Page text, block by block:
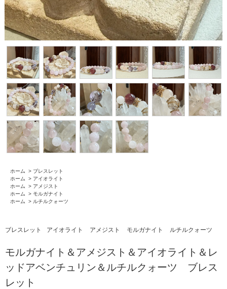
ホーム > ブレスレット
ホーム
> アイオライト
ホーム
> アメジスト
ホーム
> モルガナイト
ホーム
> ルチルクォーツ
ブレスレット アイオライト アメジスト モルガナイト ルチルクォーツ
モルガナイト＆アメジスト＆アイオライト＆レ
ッドアベンチュリン＆ルチルクォーツ ブレス
レット